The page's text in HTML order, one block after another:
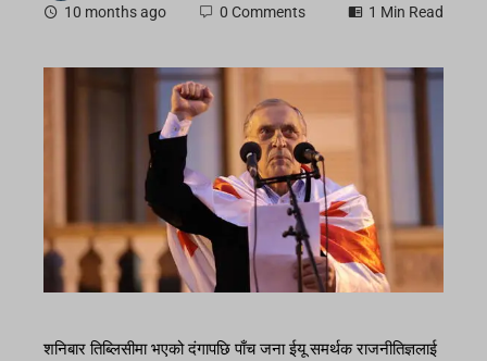
10 months ago
0 Comments 1 Min Read
शनिबार तिब्लिसीमा भएको दंगापछि पाँच जना ईयू समर्थक राजनीतिज्ञलाई